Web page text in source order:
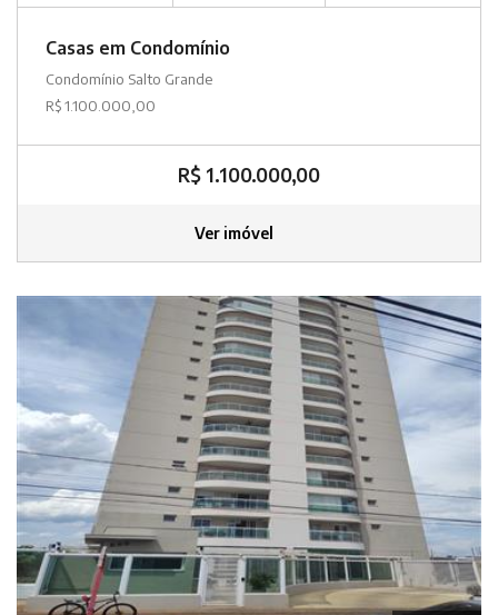
Casas em Condomínio
Condomínio Salto Grande
R$ 1.100.000,00
R$ 1.100.000,00
Ver imóvel